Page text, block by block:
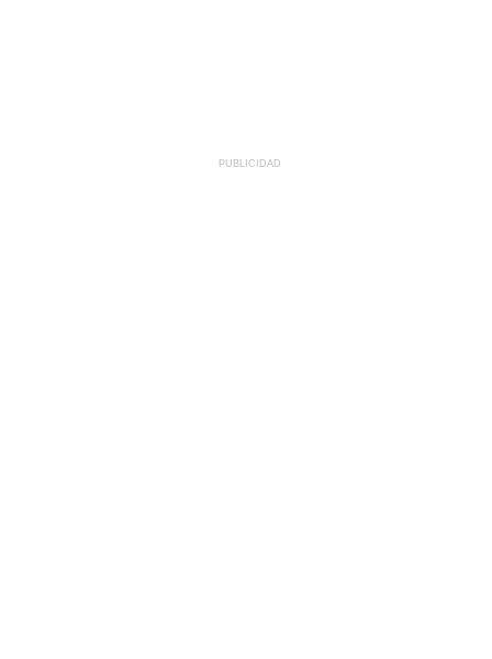
PUBLICIDAD